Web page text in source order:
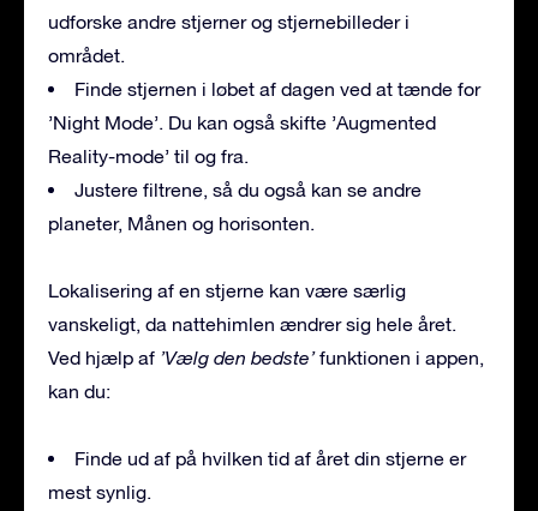
udforske andre stjerner og stjernebilleder i
området.
Finde stjernen i løbet af dagen ved at tænde for
’Night Mode’. Du kan også skifte ’Augmented
Reality-mode’ til og fra.
Justere filtrene, så du også kan se andre
planeter, Månen og horisonten.
Lokalisering af en stjerne kan være særlig
vanskeligt, da nattehimlen ændrer sig hele året.
Ved hjælp af ’Vælg den bedste’funktionen i appen,
kan du:
Finde ud af på hvilken tid af året din stjerne er
mest synlig.